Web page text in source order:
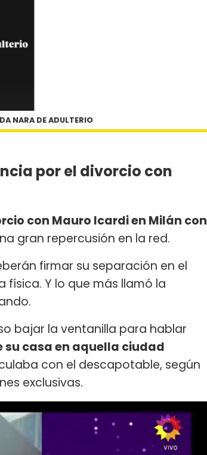
NARA DE ADULTERIO
por el divorcio con
con Mauro Icardi en Milán con
gran repercusión en la red.
firmar su separación en el
física. Y lo que más llamó la
bajar la ventanilla para hablar
su casa en aquella ciudad
con el descapotable, según
exclusivas.